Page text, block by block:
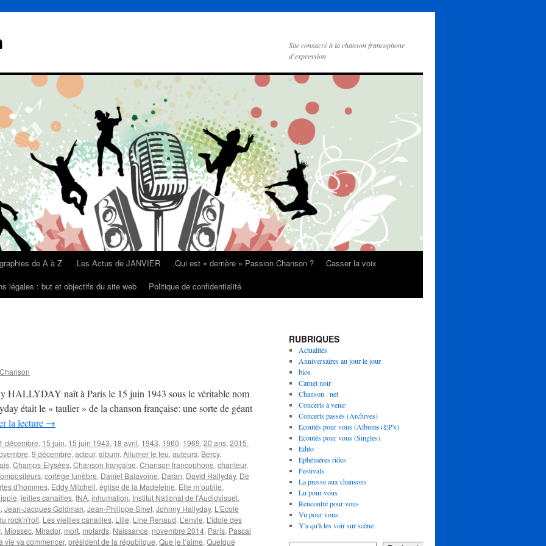
Site consacré à la chanson francophone
d’expression
de A à Z .Les Actus de JANVIER .Qui est « derrière » Passion Chanson ?
Casser la voix
légales : but et objectifs du site web Politique de confidentialité
HALLYDAY naît à Paris le 15 juin 1943 sous le véritable nom
était le « taulier » de la chanson française: une sorte de géant
la lecture →
décembre, 15 juin, 15 juin 1943, 18 avril, 1943, 1960, 1969, 20 ans, 2015,
, 9 décembre, acteur, album, Allumer le feu, auteurs, Bercy,
, Champs-Elysées, Chanson française, Chanson francophone, chanteur,
, cortège funèbre, Daniel Balavoine, Daran, David Hallyday, De
d'hommes, Eddy Mitchell, église de la Madeleine, Elle m’oublie,
, ieilles canailles, INA, inhumation, Institut National de l'Audiovisuel,
, Jean-Jacques Goldman, Jean-Philippe Smet, Johnny Hallyday, L'Ecole
rock'n'roll, Les vieilles canailles, Lille, Line Renaud, L’envie, L’idole des
, Miossec, Mirador, mort, motards, Naissance, novembre 2014, Paris, Pascal
vie va commencer, président de la république, Que je t’aime, Quelque
RUBRIQUES
Actualités
Anniversaires au jour le jour
bios
Carnet noir
Chanson . net
Concerts à venir
Concerts passés (Archives)
Ecoutés pour vous (Albums+EP's)
Ecoutés pour vous (Singles)
Edito
Ephémères rides
Festivals
La presse aux chansons
Lu pour vous
Rencontré pour vous
Vu pour vous
Y'a qu'à les voir sur scène